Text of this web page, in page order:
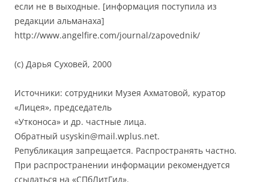
если не в выходные. [информация поступила из
редакции альманаха]
http://www.angelfire.com/journal/zapovednik/
(с) Дарья Суховей, 2000
Источники: сотрудники Музея Ахматовой, куратор
«Лицея», председатель
«Утконоса» и др. частные лица.
Обратный usyskin@mail.wplus.net.
Републикация запрещается. Распространять частно.
При распространении информации рекомендуется
ссылаться на «СПбЛитГид».